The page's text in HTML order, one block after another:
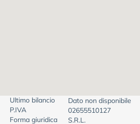
Ultimo bilancio
Dato non disponibile
P.IVA
02655510127
Forma giuridica
S.R.L.